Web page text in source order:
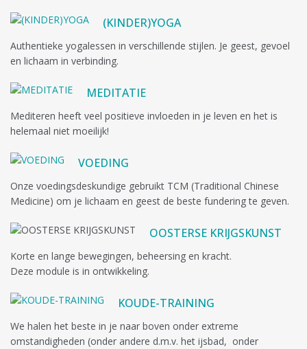
(KINDER)YOGA
Authentieke yogalessen in verschillende stijlen. Je geest, gevoel
en lichaam in verbinding.
MEDITATIE
Mediteren heeft veel positieve invloeden in je leven en het is
helemaal niet moeilijk!
VOEDING
Onze voedingsdeskundige gebruikt TCM (Traditional Chinese
Medicine) om je lichaam en geest de beste fundering te geven.
OOSTERSE KRIJGSKUNST
Korte en lange bewegingen, beheersing en kracht.
Deze module is in ontwikkeling.
KOUDE-TRAINING
We halen het beste in je naar boven onder extreme
omstandigheden (onder andere d.m.v. het ijsbad, onder